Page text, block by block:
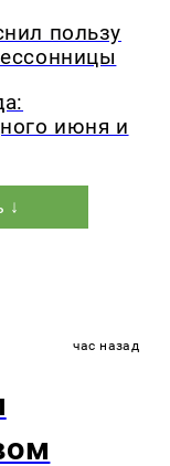
пользу
июня и
↓
час назад